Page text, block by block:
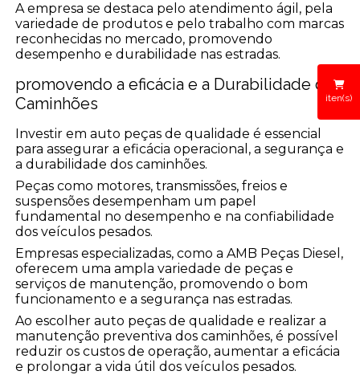
iten(s)
A empresa se destaca pelo atendimento ágil, pela
variedade de produtos e pelo trabalho com marcas
reconhecidas no mercado, promovendo
desempenho e durabilidade nas estradas.
promovendo a eficácia e a Durabilidade dos
Caminhões
Investir em auto peças de qualidade é essencial
para assegurar a eficácia operacional, a segurança e
a durabilidade dos caminhões.
Peças como motores, transmissões, freios e
suspensões desempenham um papel
fundamental no desempenho e na confiabilidade
dos veículos pesados.
Empresas especializadas, como a AMB Peças Diesel,
oferecem uma ampla variedade de peças e
serviços de manutenção, promovendo o bom
funcionamento e a segurança nas estradas.
Ao escolher auto peças de qualidade e realizar a
manutenção preventiva dos caminhões, é possível
reduzir os custos de operação, aumentar a eficácia
e prolongar a vida útil dos veículos pesados.